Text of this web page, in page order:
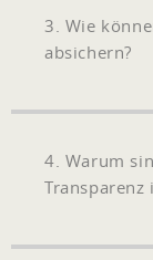
3. Wie
absichern?
4. Warum